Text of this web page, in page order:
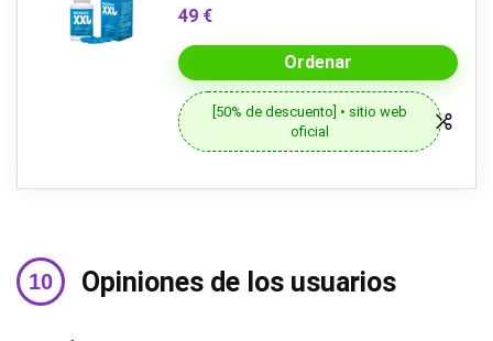
49 €
Ordenar
[50% de descuento] • sitio web
oficial
Opiniones de los usuarios